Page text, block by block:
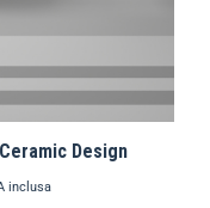
Design
inclusa